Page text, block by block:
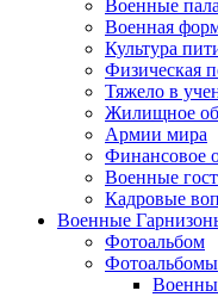
Военные
Военная
Культура
Физическая
Тяжело в
Жилищное
Армии мира
Финансовое
Военные
Кадровые
Военные
Фотоальбом
Фотоальбомы